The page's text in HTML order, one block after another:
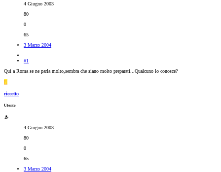
4 Giugno 2003
80
0
65
3 Marzo 2004
#1
Qui a Roma se ne parla molto,sembra che siano molto preparati...Qualcuno lo conosce?
R
riccetto
Utente
4 Giugno 2003
80
0
65
3 Marzo 2004